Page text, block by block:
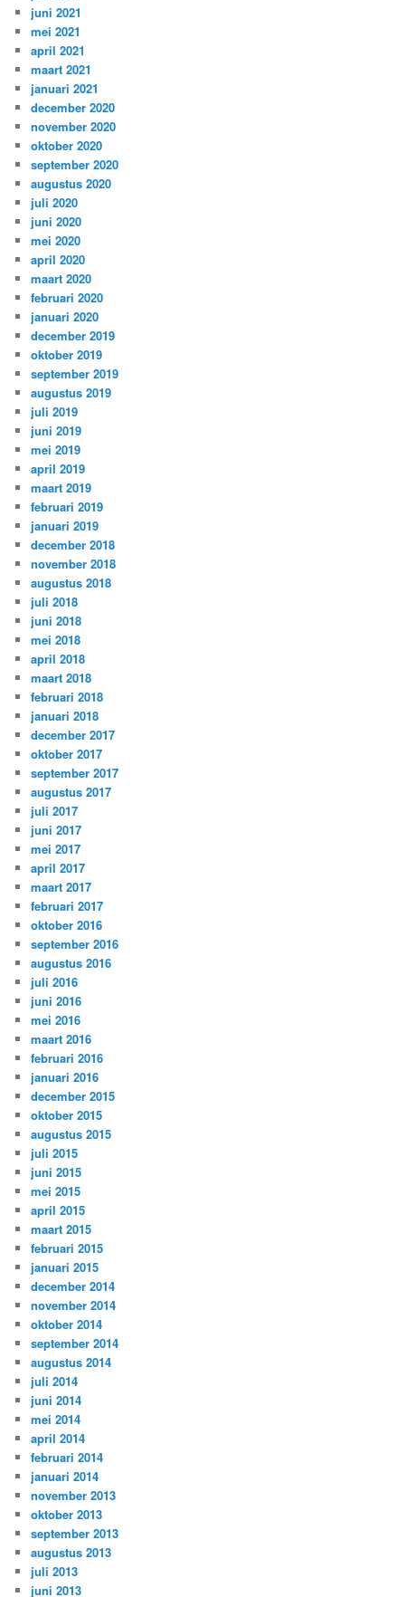
juni 2021
mei 2021
april 2021
maart 2021
januari 2021
december 2020
november 2020
oktober 2020
september 2020
augustus 2020
juli 2020
juni 2020
mei 2020
april 2020
maart 2020
februari 2020
januari 2020
december 2019
oktober 2019
september 2019
augustus 2019
juli 2019
juni 2019
mei 2019
april 2019
maart 2019
februari 2019
januari 2019
december 2018
november 2018
augustus 2018
juli 2018
juni 2018
mei 2018
april 2018
maart 2018
februari 2018
januari 2018
december 2017
oktober 2017
september 2017
augustus 2017
juli 2017
juni 2017
mei 2017
april 2017
maart 2017
februari 2017
oktober 2016
september 2016
augustus 2016
juli 2016
juni 2016
mei 2016
maart 2016
februari 2016
januari 2016
december 2015
oktober 2015
augustus 2015
juli 2015
juni 2015
mei 2015
april 2015
maart 2015
februari 2015
januari 2015
december 2014
november 2014
oktober 2014
september 2014
augustus 2014
juli 2014
juni 2014
mei 2014
april 2014
februari 2014
januari 2014
november 2013
oktober 2013
september 2013
augustus 2013
juli 2013
juni 2013